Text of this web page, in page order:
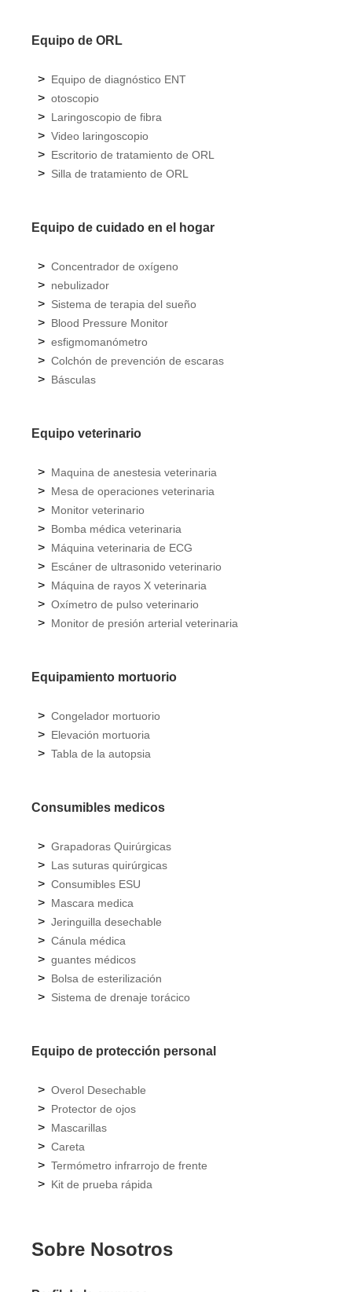
Equipo de ORL
> Equipo de diagnóstico ENT
> otoscopio
> Laringoscopio de fibra
> Video laringoscopio
> Escritorio de tratamiento de ORL
> Silla de tratamiento de ORL
Equipo de cuidado en el hogar
> Concentrador de oxígeno
> nebulizador
> Sistema de terapia del sueño
> Blood Pressure Monitor
> esfigmomanómetro
> Colchón de prevención de escaras
> Básculas
Equipo veterinario
> Maquina de anestesia veterinaria
> Mesa de operaciones veterinaria
> Monitor veterinario
> Bomba médica veterinaria
> Máquina veterinaria de ECG
> Escáner de ultrasonido veterinario
> Máquina de rayos X veterinaria
> Oxímetro de pulso veterinario
> Monitor de presión arterial veterinaria
Equipamiento mortuorio
> Congelador mortuorio
> Elevación mortuoria
> Tabla de la autopsia
Consumibles medicos
> Grapadoras Quirúrgicas
> Las suturas quirúrgicas
> Consumibles ESU
> Mascara medica
> Jeringuilla desechable
> Cánula médica
> guantes médicos
> Bolsa de esterilización
> Sistema de drenaje torácico
Equipo de protección personal
> Overol Desechable
> Protector de ojos
> Mascarillas
> Careta
> Termómetro infrarrojo de frente
> Kit de prueba rápida
Sobre Nosotros